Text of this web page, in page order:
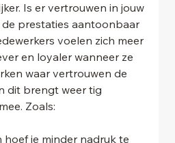
Is er vertrouwen in jouw
prestaties aantoonbaar
voelen zich meer
en loyaler wanneer ze
waar vertrouwen de
dit brengt weer tig
Zoals:
je minder nadruk te